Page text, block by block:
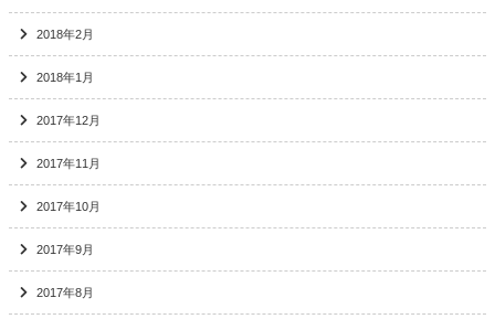
2018年2月
2018年1月
2017年12月
2017年11月
2017年10月
2017年9月
2017年8月